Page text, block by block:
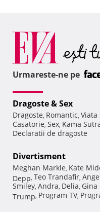
Urmareste-ne pe
Dragoste & Sex
Dragoste, Romantic, Viata
Casatorie, Sex, Kama
Declaratii de dragoste
Divertisment
Meghan Markle, Kate
Depp, Teo Trandafir,
Smiley, Andra, Delia, Gina
Trump, Program TV,